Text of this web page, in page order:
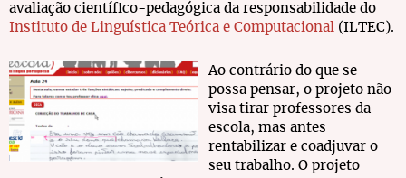
avaliação científico-pedagógica da responsabilidade do
Instituto de Linguística Teórica e Computacional (ILTEC).
Ao contrário do que se
possa pensar, o projeto não
visa tirar professores da
escola, mas antes
rentabilizar e coadjuvar o
seu trabalho. O projeto